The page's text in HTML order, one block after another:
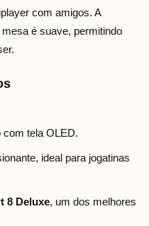
com amigos. A
é suave, permitindo
com tela OLED.
ideal para jogatinas
8 Deluxe, um dos melhores